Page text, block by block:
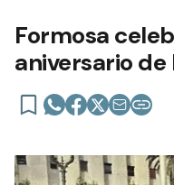
Formosa
aniversario